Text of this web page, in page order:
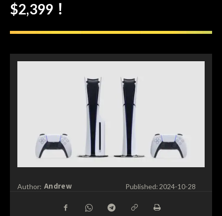
$2,399！
Author: Andrew Published: 2024-10-28